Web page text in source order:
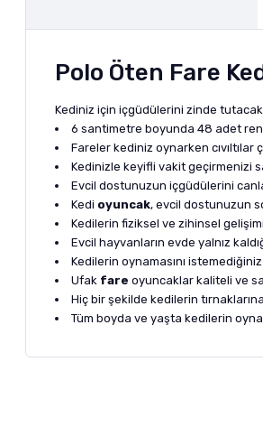
Polo Öten Fare
Kediniz için içgüdülerini zinde
6 santimetre boyunda 48 adet
Fareler kediniz oynarken
Kedinizle keyifli vakit geçirmenizi
Evcil dostunuzun içgüdülerini
Kedi oyuncak, evcil dostunuzun
Kedilerin fiziksel ve zihinsel
Evcil hayvanların evde yalnız
Kedilerin oynamasını
Ufak fare oyuncaklar kaliteli ve
Hiç bir şekilde kedilerin
Tüm boyda ve yaşta kedilerin